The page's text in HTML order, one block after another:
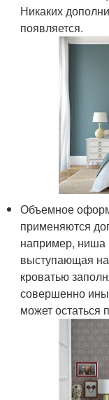
Никаких
появляется.
Объемное
применяются
например, ниша
выступающая
кроватью
совершенно
может остаться